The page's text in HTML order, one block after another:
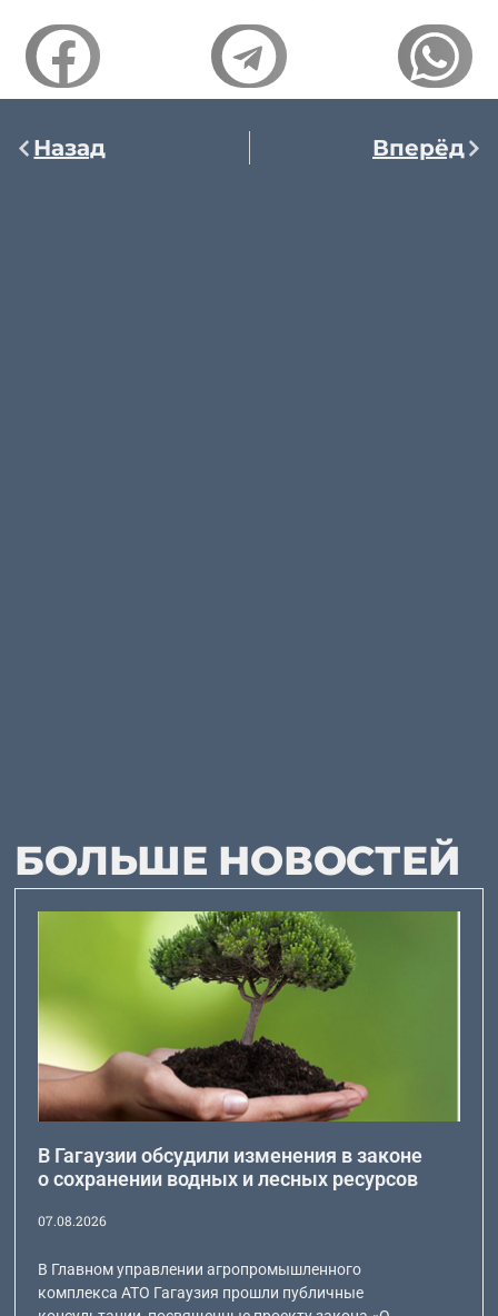
Назад Вперёд
БОЛЬШЕ НОВОСТЕЙ
В Гагаузии обсудили изменения в законе
о сохранении водных и лесных ресурсов
07.08.2026
В Главном управлении агропромышленного
комплекса АТО Гагаузия прошли публичные